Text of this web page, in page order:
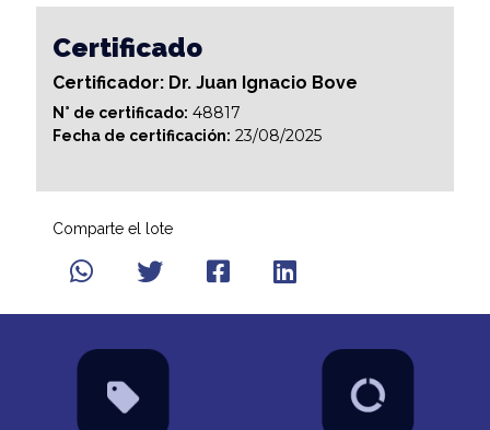
Certificado
Certificador: Dr. Juan Ignacio Bove
N° de certificado: 48817
Fecha de certificación: 23/08/2025
Comparte el lote